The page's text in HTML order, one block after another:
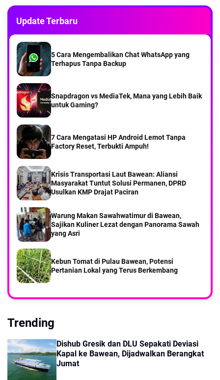
Bawean
Part 1Menyusuri Desa Kebontelukdalam Pulau
Saat KMP DRAJAT dari pelabuhan Paciran Sampai
di Pelabuhan Bawean
Part 7 Menyusuri Desa Balikterus Pulau Bawean
Update Terbaru
5 Cara Mengembalikan Chat WhatsApp yang
Terhapus Tanpa Backup
Snapdragon vs MediaTek, Mana yang Lebih Baik
untuk Gaming?
7 Cara Mengatasi HP Android Lemot Tanpa
Factory Reset, Terbukti Ampuh!
Krisis Transportasi Laut Bawean: Aliansi
‎Masyarakat Tuntut Solusi Permanen, DPRD
‎Usulkan KMP Drajat Paciran
Warung Makan Sawahwatimur di Bawean,
Sajikan Kuliner Lezat dengan Panorama Sawah
yang Asri
Kebun Tomat di Pulau Bawean, Potensi
Pertanian Lokal yang Terus Berkembang
Trending
Dishub Gresik dan DLU Sepakati Deviasi
Kapal ke Bawean, Dijadwalkan Berangkat
Jumat